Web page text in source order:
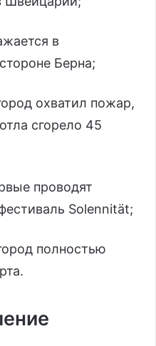
в
Берна;
охватил пожар,
сгорело 45
проводят
Solennität;
полностью